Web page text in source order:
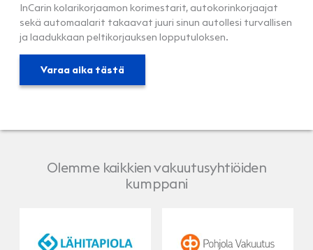
InCarin kolarikorjaamon korimestarit, autokorinkorjaajat
sekä automaalarit takaavat juuri sinun autollesi turvallisen
ja laadukkaan peltikorjauksen lopputuloksen.
Varaa aika tästä
Olemme kaikkien vakuutusyhtiöiden
kumppani
LähiTapiola Pohjola